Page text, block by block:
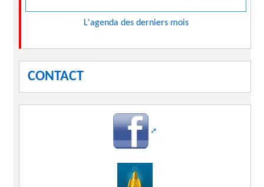
L'agenda des derniers mois
CONTACT